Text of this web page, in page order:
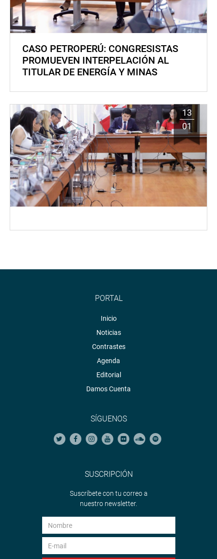
CASO PETROPERÚ: CONGRESISTAS
PROMUEVEN INTERPELACIÓN AL
TITULAR DE ENERGÍA Y MINAS
13
01
PORTAL
Inicio
Noticias
Contrastes
Agenda
Editorial
Damos Cuenta
SÍGUENOS
SUSCRIPCIÓN
Suscríbete con tu correo a
nuestro newsletter.